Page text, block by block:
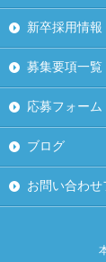
新卒採用情報
募集要項一覧
応募フォーム
ブログ
お問い合わせ